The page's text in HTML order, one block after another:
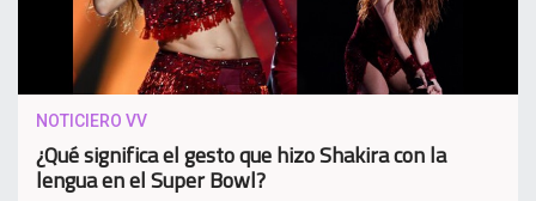
NOTICIERO VV
¿Qué significa el gesto que hizo Shakira con la
lengua en el Super Bowl?